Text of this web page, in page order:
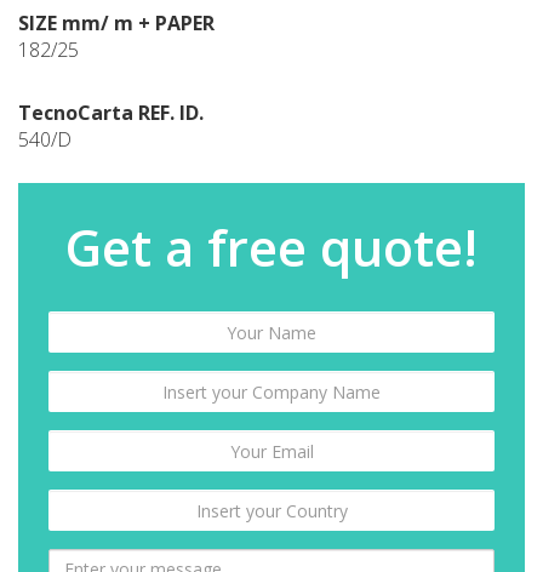
SIZE mm/ m + PAPER
182/25
TecnoCarta REF. ID.
540/D
Get a free quote!